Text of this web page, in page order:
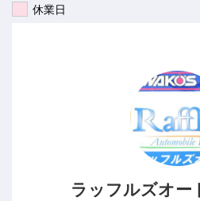
休業日
ラッフルズオー